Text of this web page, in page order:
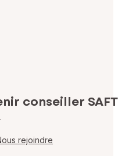
conseiller
rejoindre